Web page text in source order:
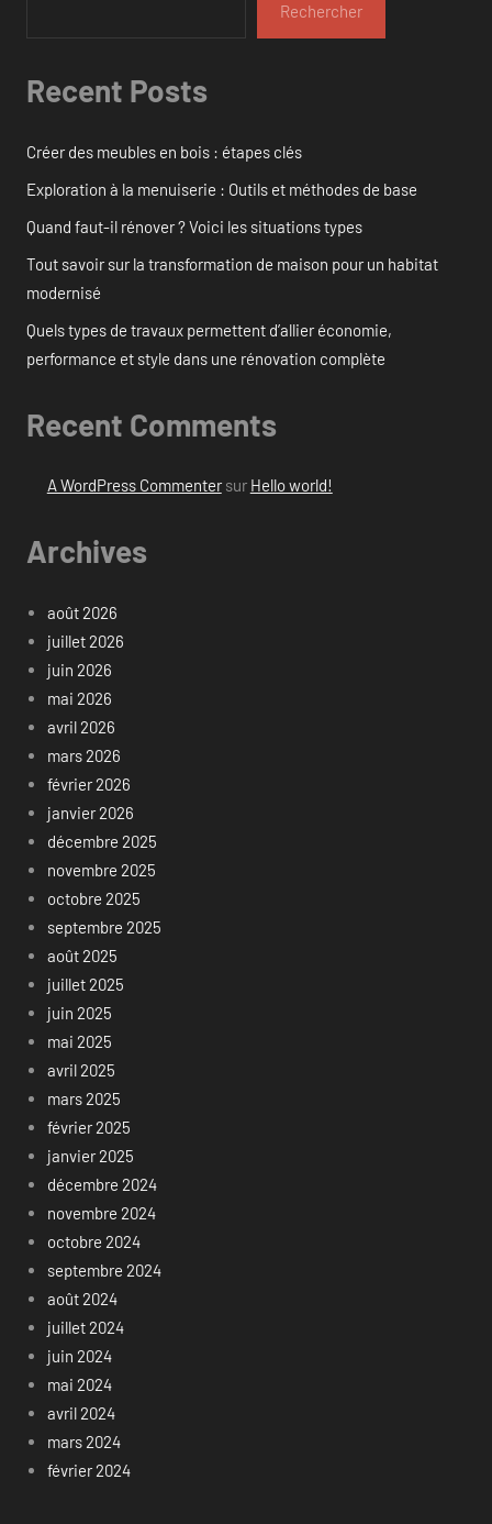
Rechercher
Recent Posts
Créer des meubles en bois : étapes clés
Exploration à la menuiserie : Outils et méthodes de base
Quand faut-il rénover ? Voici les situations types
Tout savoir sur la transformation de maison pour un habitat
modernisé
Quels types de travaux permettent d’allier économie,
performance et style dans une rénovation complète
Recent Comments
A WordPress Commentersur Hello world!
Archives
août 2026
juillet 2026
juin 2026
mai 2026
avril 2026
mars 2026
février 2026
janvier 2026
décembre 2025
novembre 2025
octobre 2025
septembre 2025
août 2025
juillet 2025
juin 2025
mai 2025
avril 2025
mars 2025
février 2025
janvier 2025
décembre 2024
novembre 2024
octobre 2024
septembre 2024
août 2024
juillet 2024
juin 2024
mai 2024
avril 2024
mars 2024
février 2024